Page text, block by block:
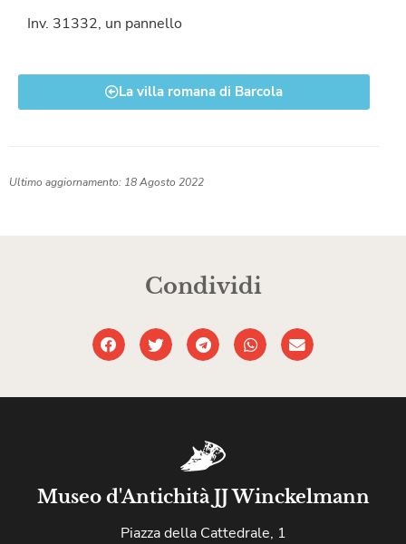
Inv. 31332, un pannello
La villa romana di Barcola
Ultimo aggiornamento: 18 Agosto 2022
Condividi
Museo d'Antichità JJ Winckelmann
Piazza della Cattedrale, 1